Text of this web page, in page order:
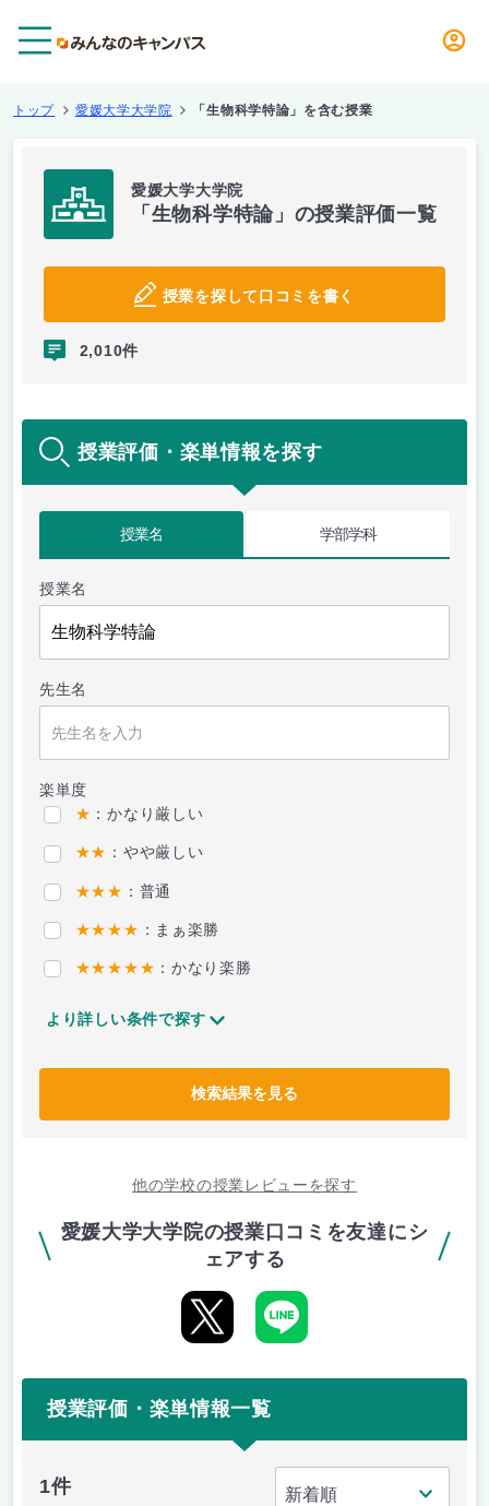
トップ 愛媛大学大学院 「生物科学特論」を含む授業
愛媛大学大学院
「生物科学特論」の授業評価一覧
授業を探して口コミを書く
2,010件
授業評価・楽単情報を探す
授業名 学部学科
授業名
先生名
楽単度
★ ：かなり厳しい
★★ ：やや厳しい
★★★ ：普通
★★★★ ：まぁ楽勝
★★★★★ ：かなり楽勝
より詳しい条件で探す
検索結果を見る
他の学校の授業レビューを探す
愛媛大学大学院の授業口コミを友達にシ
ェアする
授業評価・楽単情報一覧
1件